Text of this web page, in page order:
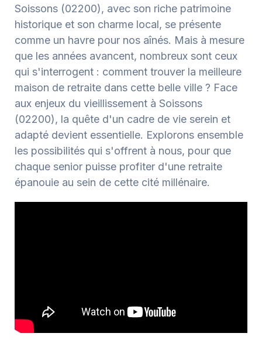
Soissons (02200), avec son riche patrimoine
historique et son charme local, se présente
comme un havre pour nos aînés. Mais à mesure
que les années avancent, nombreux sont ceux
qui s'interrogent : comment trouver la meilleure
maison de retraite dans cette belle ville ? Face
aux enjeux du vieillissement à Soissons
(02200), la quête d'un cadre de vie serein et
adapté devient essentielle. Explorons ensemble
les possibilités qui s'offrent à nous, pour que
chaque senior puisse profiter d'une retraite
épanouie au sein de cette cité millénaire.